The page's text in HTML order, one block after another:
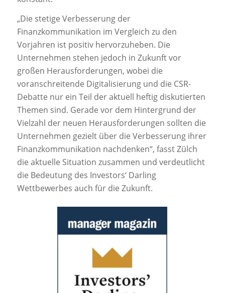
„Die stetige Verbesserung der
Finanzkommunikation im Vergleich zu den
Vorjahren ist positiv hervorzuheben. Die
Unternehmen stehen jedoch in Zukunft vor
großen Herausforderungen, wobei die
voranschreitende Digitalisierung und die CSR-
Debatte nur ein Teil der aktuell heftig diskutierten
Themen sind. Gerade vor dem Hintergrund der
Vielzahl der neuen Herausforderungen sollten die
Unternehmen gezielt über die Verbesserung ihrer
Finanzkommunikation nachdenken“, fasst Zülch
die aktuelle Situation zusammen und verdeutlicht
die Bedeutung des Investors‘ Darling
Wettbewerbes auch für die Zukunft.